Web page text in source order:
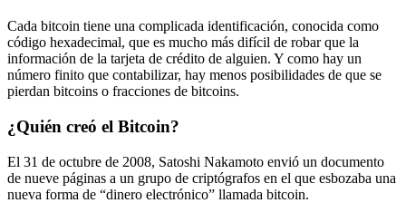
Cada bitcoin tiene una complicada identificación, conocida como
código hexadecimal, que es mucho más difícil de robar que la
información de la tarjeta de crédito de alguien. Y como hay un
número finito que contabilizar, hay menos posibilidades de que se
pierdan bitcoins o fracciones de bitcoins.
¿Quién creó el Bitcoin?
El 31 de octubre de 2008, Satoshi Nakamoto envió un documento
de nueve páginas a un grupo de criptógrafos en el que esbozaba una
nueva forma de “dinero electrónico” llamada bitcoin.